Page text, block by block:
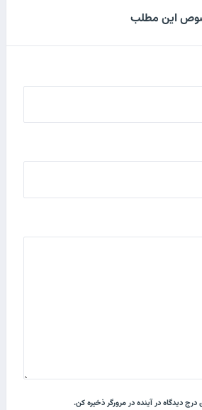
این مطلب
درج دیدگاه در آینده در مرورگر ذخیره کن.